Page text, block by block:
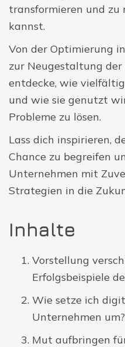
transformieren und zu
kannst.
Von der Optimierung
zur Neugestaltung
entdecke, wie
und wie sie genutzt
Probleme zu lösen.
Lass dich inspirieren,
Chance zu begreifen
Unternehmen mit
Strategien in die
Inhalte
Vorstellung
Erfolgsbeispiele
Wie setze ich
Unternehmen um?
Mut aufbringen